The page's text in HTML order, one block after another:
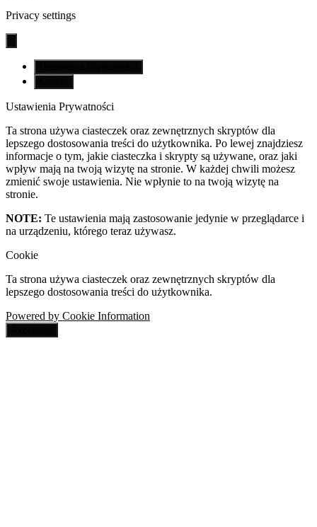
Privacy settings
Ustawienia Prywatności
Ta strona używa ciasteczek oraz zewnętrznych skryptów dla
lepszego dostosowania treści do użytkownika. Po lewej znajdziesz
informacje o tym, jakie ciasteczka i skrypty są używane, oraz jaki
wpływ mają na twoją wizytę na stronie. W każdej chwili możesz
zmienić swoje ustawienia. Nie wpłynie to na twoją wizytę na
stronie.
NOTE: Te ustawienia mają zastosowanie jedynie w przeglądarce i
na urządzeniu, którego teraz używasz.
Cookie
Ta strona używa ciasteczek oraz zewnętrznych skryptów dla
lepszego dostosowania treści do użytkownika.
Powered by Cookie Information